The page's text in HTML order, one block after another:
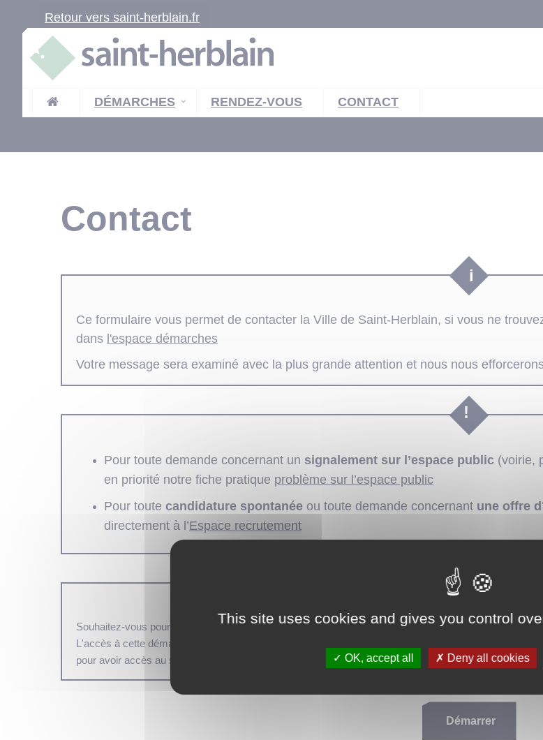
This site uses cookies and gives you control
OK, accept all Deny all cookies
Retour vers saint-herblain.fr
DÉMARCHES RENDEZ-VOUS CONTACT
Contact
Ce formulaire vous permet de contacter la Ville de Saint-Herblain, si vous ne
dans l'espace démarches
Votre message sera examiné avec la plus grande attention et nous nous
Pour toute demande concernant un signalement sur l’espace public (voirie,
en priorité notre fiche pratique problème sur l’espace public
Pour toute candidature spontanée ou toute demande concernant une offre
directement à l’Espace recrutement
Souhaitez-vous poursuivre en mode non connecté ?
L'accès à cette démarche est possible en mode non connecté. Néanmoins nous vous conseillons de
pour avoir accès au suivi en ligne de la démarche.
Démarrer